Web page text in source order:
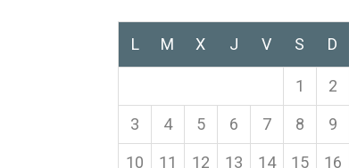
L M X J V S D
1 2
3 4 5 6 7 8 9
10 11 12 13 14 15 16